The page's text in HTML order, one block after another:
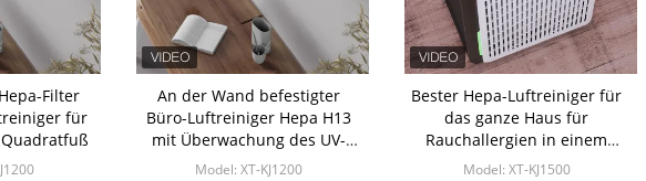
Filter
für
An der Wand befestigter
Büro-Luftreiniger Hepa H13
mit Überwachung des UV-
Licht-PM2.5
Model: XT-KJ1200
Bester Hepa-Luftreiniger für
das ganze Haus für
Rauchallergien in einem
großen Raum
Model: XT-KJ1500